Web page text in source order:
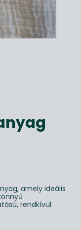
amely ideális
rendkívül